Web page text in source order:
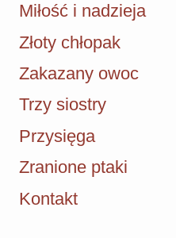
Miłość i nadzieja
Złoty chłopak
Zakazany owoc
Trzy siostry
Przysięga
Zranione ptaki
Kontakt